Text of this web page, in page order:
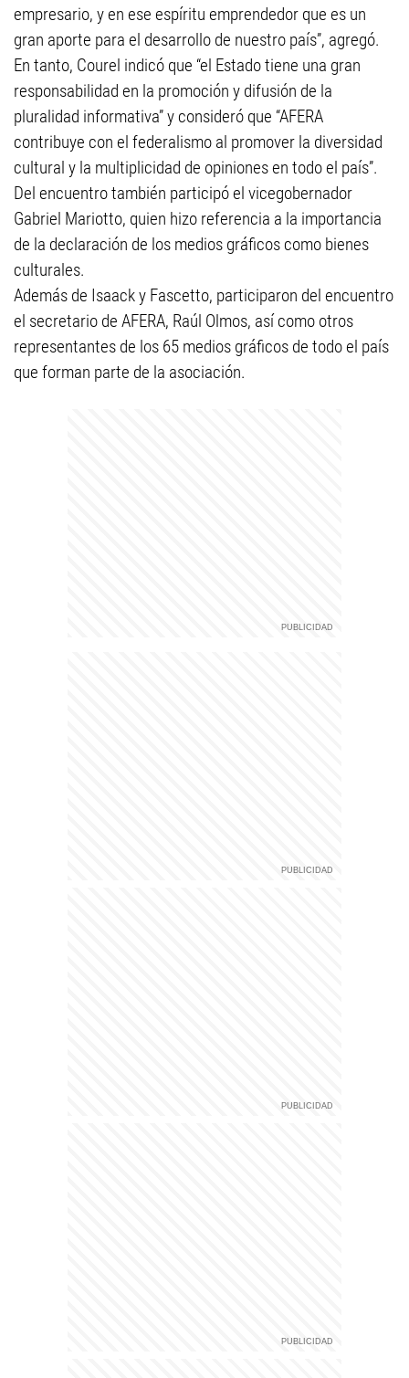
empresario, y en ese espíritu emprendedor que es un
gran aporte para el desarrollo de nuestro país”, agregó.
En tanto, Courel indicó que “el Estado tiene una gran
responsabilidad en la promoción y difusión de la
pluralidad informativa” y consideró que “AFERA
contribuye con el federalismo al promover la diversidad
cultural y la multiplicidad de opiniones en todo el país”.
Del encuentro también participó el vicegobernador
Gabriel Mariotto, quien hizo referencia a la importancia
de la declaración de los medios gráficos como bienes
culturales.
Además de Isaack y Fascetto, participaron del encuentro
el secretario de AFERA, Raúl Olmos, así como otros
representantes de los 65 medios gráficos de todo el país
que forman parte de la asociación.